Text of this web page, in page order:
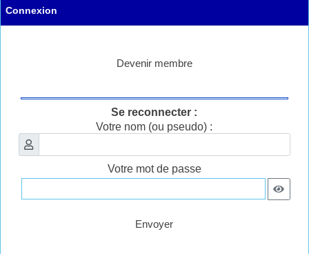
Connexion
Devenir membre
Se reconnecter :
Votre nom (ou pseudo) :
Votre mot de passe
Envoyer